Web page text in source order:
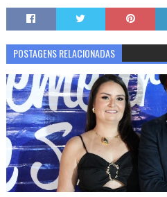
POSTAGENS RELACIONADAS